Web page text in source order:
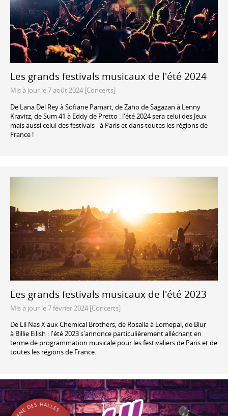
Les grands festivals musicaux de l'été 2024
Mis à jour le 7 août 2024 [Concerts]
De Lana Del Rey à Sofiane Pamart, de Zaho de Sagazan à Lenny
Kravitz, de Sum 41 à Eddy de Pretto : l'été 2024 sera celui des Jeux
mais aussi celui des festivals - à Paris et dans toutes les régions de
France !
Les grands festivals musicaux de l'été 2023
Mis à jour le 7 février 2024 [Concerts]
De Lil Nas X aux Chemical Brothers, de Rosalía à Lomepal, de Blur
à Billie Eilish : l'été 2023 s'annonce particulièrement alléchant en
terme de programmation musicale pour les festivaliers de Paris et de
toutes les régions de France.